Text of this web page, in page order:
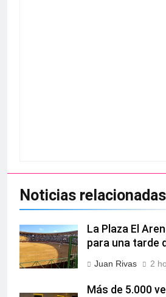
Noticias relacionadas
La Plaza El
para una tarde
Juan Rivas 2
Más de 5.000